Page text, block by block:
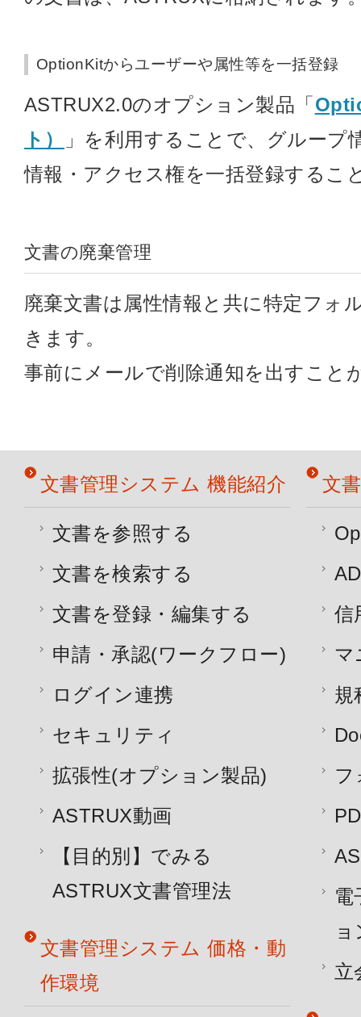
OptionKitからユーザーや属性等を一括登録
ASTRUX2.0のオプション製品「
ト）
」を利用することで、グループ
情報・アクセス権を一括登録するこ
文書の廃棄管理
廃棄文書は属性情報と共に特定フォ
きます。
事前にメールで削除通知を出すこと
文書管理システム 機能紹介
文書を参照する
文書を検索する
文書を登録・編集する
申請・承認(ワークフロー)
ログイン連携
セキュリティ
拡張性(オプション製品)
ASTRUX動画
【目的別】でみる
ASTRUX文書管理法
文書管理システム 価格・動
作環境
文
信
マ
規
フ
電
ョ
立